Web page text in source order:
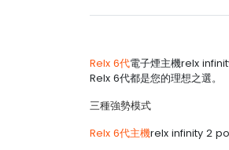
Relx 6代電子煙主機relx
Relx 6代都是您的理想之選。
三種強勢模式
Relx 6代主機relx infinity 2